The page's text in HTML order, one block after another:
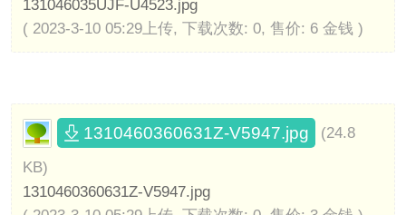
131046035UJF-U4523.jpg
( 2023-3-10 05:29上传, 下载次数: 0, 售价: 6 金钱 )
1310460360631Z-V5947.jpg
(24.8
KB)
1310460360631Z-V5947.jpg